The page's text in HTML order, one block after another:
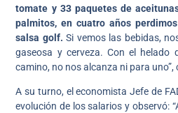
tomate y 33 paquetes de
palmitos, en cuatro años
salsa golf. Si vemos las bebidas,
gaseosa y cerveza. Con el helado
camino, no nos alcanza ni para
A su turno, el economista Jefe de
evolución de los salarios y observó: